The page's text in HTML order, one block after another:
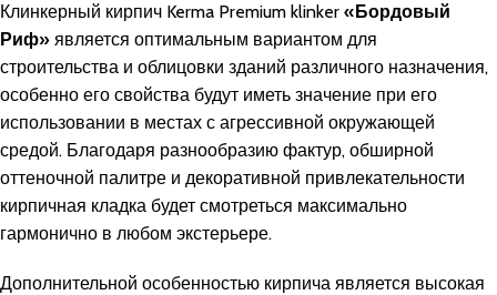
Клинкерный кирпич Kerma Premium klinker «Бордовый
Риф» является оптимальным вариантом для
строительства и облицовки зданий различного назначения,
особенно его свойства будут иметь значение при его
использовании в местах с агрессивной окружающей
средой. Благодаря разнообразию фактур, обширной
оттеночной палитре и декоративной привлекательности
кирпичная кладка будет смотреться максимально
гармонично в любом экстерьере.
Дополнительной особенностью кирпича является высокая